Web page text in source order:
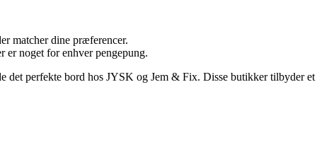
matcher dine præferencer.
noget for enhver pengepung.
det perfekte bord hos JYSK og Jem & Fix. Disse butikker tilbyder et